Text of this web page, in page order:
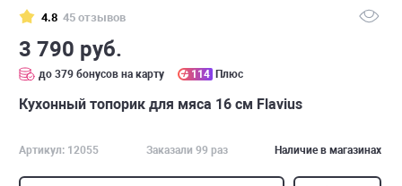
4.8 45 отзывов
3 790 руб.
до 379 бонусов на карту 114 Плюс
Кухонный топорик для мяса 16 см Flavius
Артикул: 12055 Заказали 99 раз Наличие в магазинах